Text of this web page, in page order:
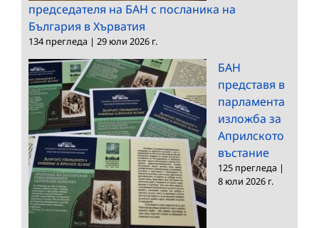
председателя на БАН с посланика на
България в Хърватия
134 прегледа | 29 юли 2026 г.
БАН
представя в
парламента
изложба за
Априлското
въстание
125 прегледа |
8 юли 2026 г.